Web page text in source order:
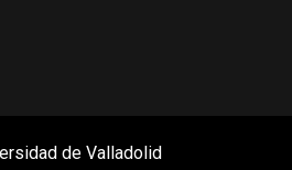
de Valladolid